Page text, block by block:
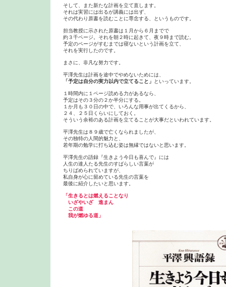
そして、また新たな計画を立て直します。
それは実習には出るが講義には出ず、
その代わり原書を読むことに専念する、というものです。
担当教授に示された原書は１月から６月までで
約３千ページ。それを朝２時に起きて、夜９時まで読む。
予定のページがすむまでは寝ないという計画を立て、
それを実行したのです。
まさに、非凡な努力です。
「予定は自分の実力以内で立てること」 といっています。
１時間内に１ページ読める力があるなら、
予定はその３分の２か半分にする。
１か月も３０日の中で、いろんな用事が出てくるから、
２４、２５日くらいにしておく。
そういう余裕のある計画を立てることが大事だといわれています。
平澤先生は８９歳で亡くなられましたが、
その独特の人間的魅力と、
若年期の勉学に打ち込む姿は無縁ではないと思います。
平澤先生の語録『生きよう今日も喜んで』には
人生の達人たる先生のすばらしい言葉が
ちりばめられていますが、
私自身が心に留めている先生の言葉を
最後に紹介したいと思います。
「生きるとは燃えることなり
いざやいざ　進まん
この道
我が燃ゆる道」